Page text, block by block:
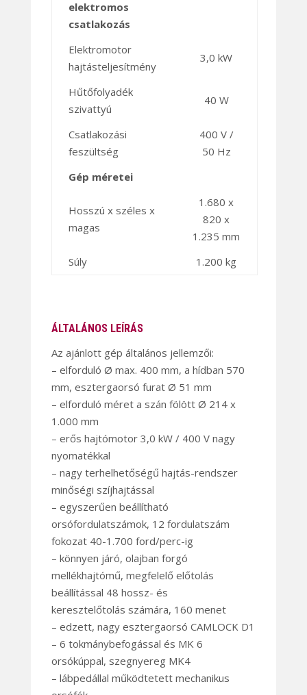
elektromos
csatlakozás
Elektromotor
hajtásteljesítmény
3,0 kW
Hűtőfolyadék
szivattyú
40 W
Csatlakozási
feszültség
400 V /
50 Hz
Gép méretei
Hosszú x széles x
magas
1.680 x
820 x
1.235 mm
Súly
1.200 kg
ÁLTALÁNOS LEÍRÁS
Az ajánlott gép általános jellemzői:
– elforduló Ø max. 400 mm, a hídban 570
mm, esztergaorsó furat Ø 51 mm
– elforduló méret a szán fölött Ø 214 x
1.000 mm
– erős hajtómotor 3,0 kW / 400 V nagy
nyomatékkal
– nagy terhelhetőségű hajtás-rendszer
minőségi szíjhajtással
– egyszerűen beállítható
orsófordulatszámok, 12 fordulatszám
fokozat 40-1.700 ford/perc-ig
– könnyen járó, olajban forgó
mellékhajtómű, megfelelő előtolás
beállítással 48 hossz- és
keresztelőtolás számára, 160 menet
– edzett, nagy esztergaorsó CAMLOCK D1
– 6 tokmánybefogással és MK 6
orsókúppal, szegnyereg MK4
– lábpedállal működtetett mechanikus